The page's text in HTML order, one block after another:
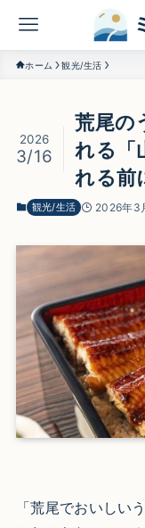
ホーム 観光/生活
荒尾の
れる「
れる前
2026
3/16
観光/生活 2026年3
「荒尾でおいしい